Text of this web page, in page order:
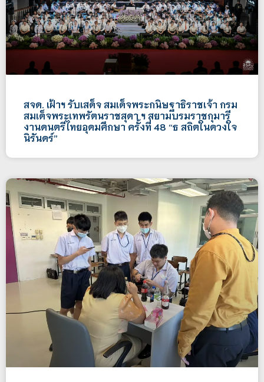
สจด. เฝ้าฯ รับเสด็จ สมเด็จพระกนิษฐาธิราชเจ้า กรม
สมเด็จพระเทพรัตนราชสุดา ฯ สยามบรมราชกุมารี
งานดนตรีไทยอุดมศึกษา ครั้งที่ 48 “ธ สถิตในดวงใจ
นิรันดร์”